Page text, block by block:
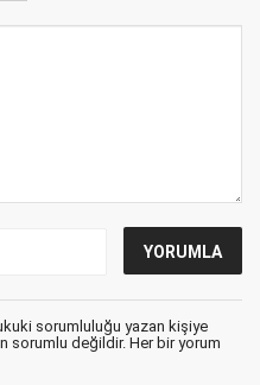
sorumluluğu yazan kişiye
sorumlu değildir. Her bir yorum